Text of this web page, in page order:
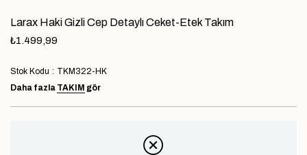
Larax Haki Gizli Cep Detaylı Ceket-Etek Takım
₺1.499,99
Stok Kodu
TKM322-HK
Daha fazla TAKIM gör